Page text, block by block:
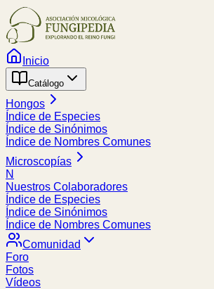
Inicio
Catálogo
Hongos
Índice de Especies
Índice de Sinónimos
Índice de Nombres Comunes
Microscopías
N
Nuestros Colaboradores
Índice de Especies
Índice de Sinónimos
Índice de Nombres Comunes
Comunidad
Foro
Fotos
Vídeos